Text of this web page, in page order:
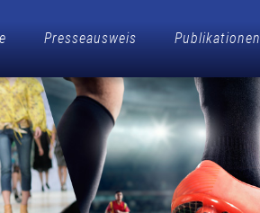
Presseausweis Publikationen